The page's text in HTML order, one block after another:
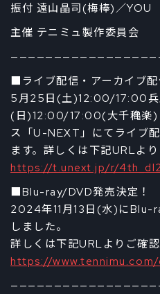
振付 遠山晶司(梅棒)／YOU
主催 テニミュ製作委員会
■ライブ配信・アーカイブ配
5月25日(土)12:00/17:00兵
(日)12:00/17:00(大千穐楽)
ス「U-NEXT」にてライブ
ます。詳しくは下記URLより
https://t.unext.jp/r/
■Blu-ray/DVD発売決定！
2024年11月13日(水)にBlu-
しました。
詳しくは下記URLよりご確認
https://